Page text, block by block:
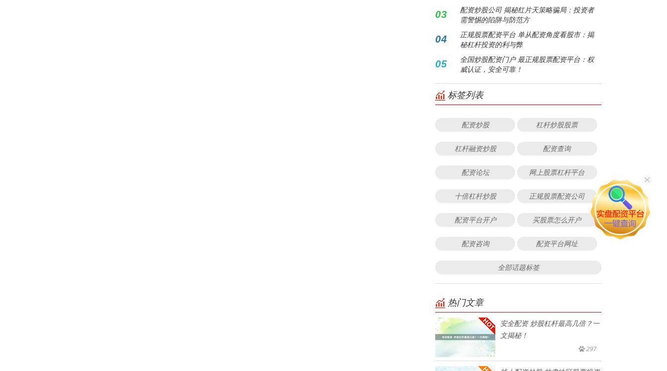
03
配资炒股公司 揭秘红片天策略骗局：投资者
需警惕的陷阱与防范方
04
正规股票配资平台 单从配资角度看股市：揭
秘杠杆投资的利与弊
05
全国炒股配资门户 最正规股票配资平台：权
威认证，安全可靠！
标签列表
配资炒股 杠杆炒股股票
杠杆融资炒股 配资查询
配资论坛 网上股票杠杆平台
十倍杠杆炒股 正规股票配资公司
配资平台开户 买股票怎么开户
配资咨询 配资平台网址
全部话题标签
热门文章
安全配资 炒股杠杆最高几倍？一
文揭秘！
297